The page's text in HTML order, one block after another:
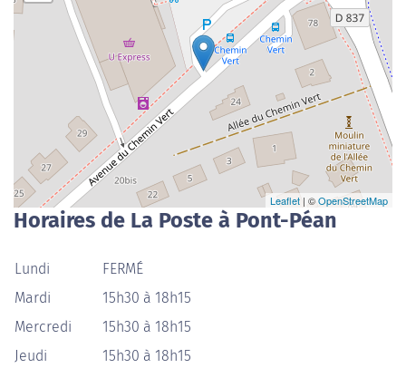
Leaflet | ©OpenStreetMap
Horaires de La Poste à Pont-Péan
Lundi
FERMÉ
Mardi
15h30 à 18h15
Mercredi
15h30 à 18h15
Jeudi
15h30 à 18h15